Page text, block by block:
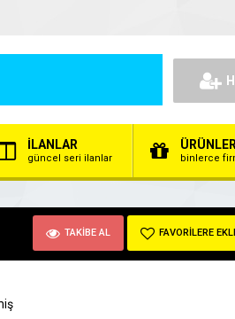
İLANLAR
güncel seri ilanlar
ÜRÜNLER
binlerce
TAKİBE AL FAVORİLERE